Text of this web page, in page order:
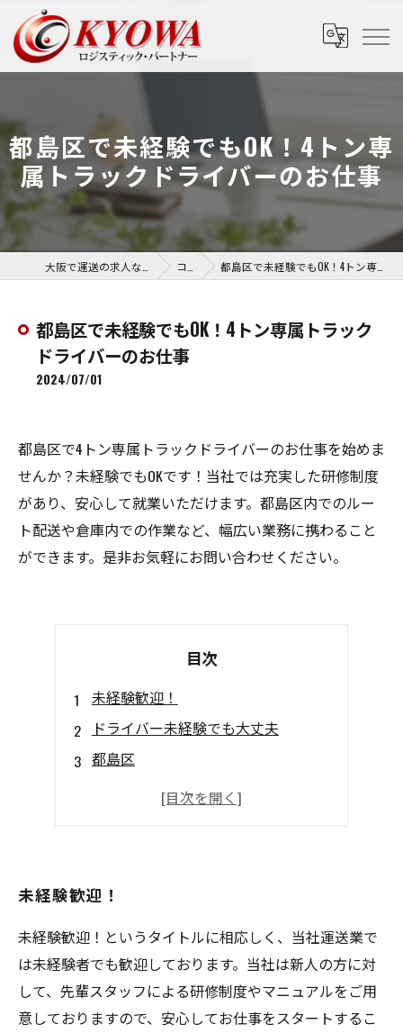
都島区で未経験でもOK！4トン専
属トラックドライバーのお仕事
コラム 都島区で未経験でもOK！4トン専属トラックドライバーのお仕事
都島区で未経験でもOK！4トン専属トラック
ドライバーのお仕事
2024/07/01
都島区で4トン専属トラックドライバーのお仕事を始めま
せんか？未経験でもOKです！当社では充実した研修制度
があり、安心して就業いただけます。都島区内でのルー
ト配送や倉庫内での作業など、幅広い業務に携わること
ができます。是非お気軽にお問い合わせください。
目次
未経験歓迎！
ドライバー未経験でも大丈夫
都島区
ココが魅力！
未経験歓迎！
未経験歓迎！というタイトルに相応しく、当社運送業で
は未経験者でも歓迎しております。当社は新人の方に対
して、先輩スタッフによる研修制度やマニュアルをご用
意しておりますので、安心してお仕事をスタートするこ